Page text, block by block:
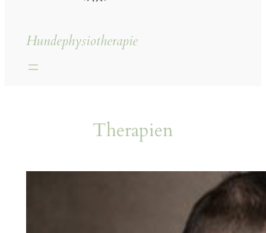
Hundephysiotherapie
Therapien